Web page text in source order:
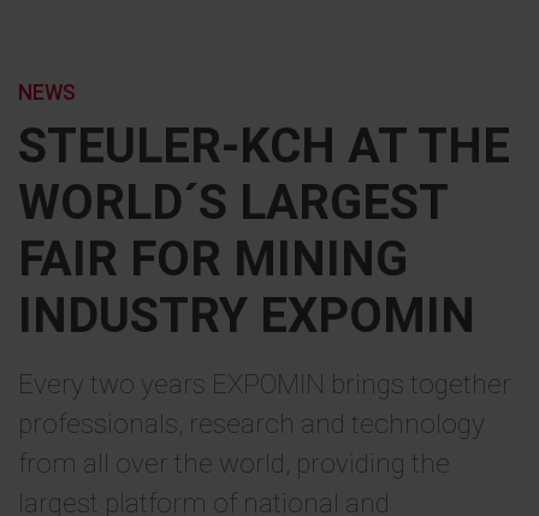
STEULER-KCH AT THE
WORLD´S LARGEST
FAIR FOR MINING
INDUSTRY EXPOMIN
NEWS
Every two years EXPOMIN brings together
professionals, research and technology
from all over the world, providing the
largest platform of national and